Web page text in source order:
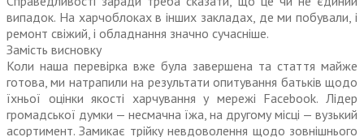
випадок. На харчо­блоках в інших закладах, де ми побували, і
ремонт свіжий, і обладнання знач­но сучасніше.
Замість висновку
Коли наша перевірка вже була завершена та стаття майже
готова, ми натрапили на результати опитування батьків щодо
їхньої оцінки якості харчування у мережі Facеbook. Лідер
громадської думки — несмачна їжа, на другому місці — вузький
асортимент. Замикає трійку невдоволення щодо зовнішнього